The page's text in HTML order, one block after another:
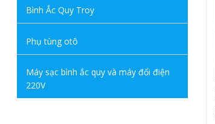
Bình Ắc Quy Troy
Phụ tùng otô
Máy sạc bình ắc quy và máy đổi điện
220V